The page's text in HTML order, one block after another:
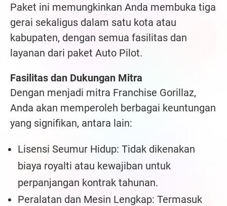
Paket ini memungkinkan Anda membuka tiga
gerai sekaligus dalam satu kota atau
kabupaten, dengan semua fasilitas dan
layanan dari paket Auto Pilot.
Fasilitas dan Dukungan Mitra
Dengan menjadi mitra Franchise Gorillaz,
Anda akan memperoleh berbagai keuntungan
yang signifikan, antara lain:
Lisensi Seumur Hidup: Tidak dikenakan
biaya royalti atau kewajiban untuk
perpanjangan kontrak tahunan.
Peralatan dan Mesin Lengkap: Termasuk